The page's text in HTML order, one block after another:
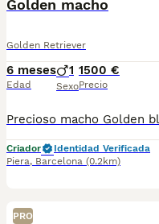
Golden macho
Golden Retriever
6 meses
Edad
1
Sexo
1500 €
Precio
Criador
Identidad Verificada
Piera, Barcelona (0.2km)
PRO